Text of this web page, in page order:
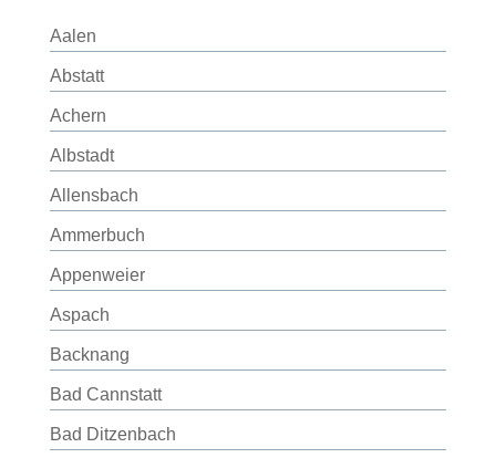
Aalen
Abstatt
Achern
Albstadt
Allensbach
Ammerbuch
Appenweier
Aspach
Backnang
Bad Cannstatt
Bad Ditzenbach